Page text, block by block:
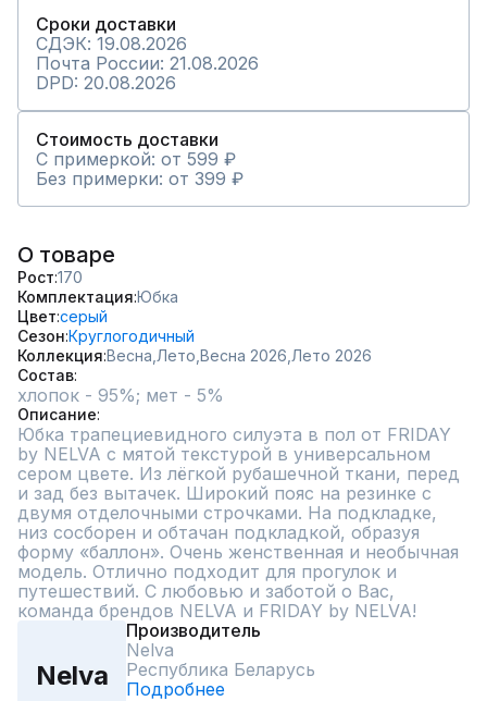
Сроки доставки
СДЭК: 19.08.2026
Почта России: 21.08.2026
DPD: 20.08.2026
Стоимость доставки
С примеркой: от 599 ₽
Без примерки: от 399 ₽
О товаре
Рост 170
Комплектация Юбка
Цвет серый
Сезон Круглогодичный
Коллекция Весна, Лето, Весна 2026, Лето 2026
Состав
хлопок - 95%; мет - 5%
Описание
Юбка трапециевидного силуэта в пол от FRIDAY
by NELVA с мятой текстурой в универсальном
сером цвете. Из лёгкой рубашечной ткани, перед
и зад без вытачек. Широкий пояс на резинке с
двумя отделочными строчками. На подкладке,
низ сосборен и обтачан подкладкой, образуя
форму «баллон». Очень женственная и необычная
модель. Отлично подходит для прогулок и
путешествий. С любовью и заботой о Вас,
команда брендов NELVA и FRIDAY by NELVA!
Nelva
Производитель
Nelva
Республика Беларусь
Подробнее